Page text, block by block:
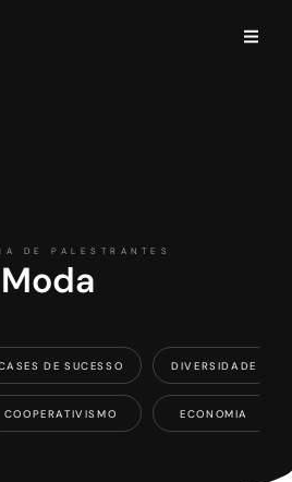
DE PALESTRANTES
Moda
DE SUCESSO
COOPERATIVISMO
DIVERSIDADE
ECONOMIA